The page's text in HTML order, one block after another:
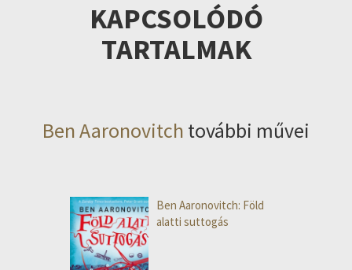
KAPCSOLÓDÓ
TARTALMAK
Ben Aaronovitch további művei
Ben Aaronovitch: Föld
alatti suttogás